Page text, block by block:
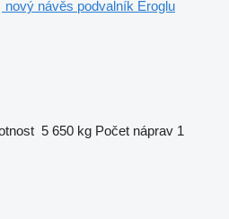
nový návěs podvalník Eroglu
5 650 kg Počet náprav 1